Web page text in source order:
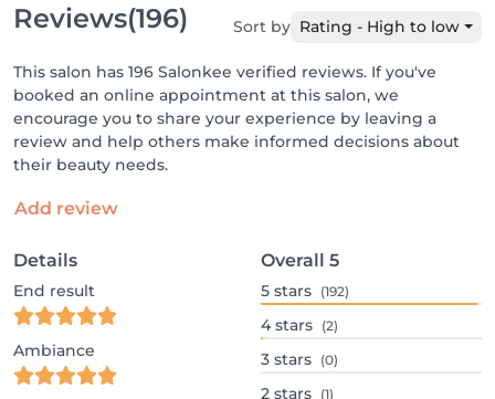
Reviews(196) Sort by Rating - High to low
This salon has 196 Salonkee verified reviews. If you've
booked an online appointment at this salon, we
encourage you to share your experience by leaving a
review and help others make informed decisions about
their beauty needs.
Add review
Details
End result
Ambiance
Overall 5
5 stars (192)
4 stars (2)
3 stars (0)
2 stars (1)